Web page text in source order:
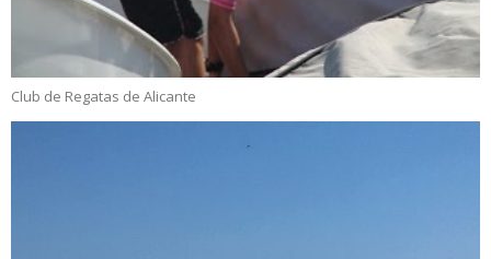
Club de Regatas de Alicante